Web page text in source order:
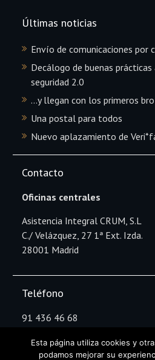
Últimas noticias
Envío de comunicaciones por
Decálogo de buenas
seguridad 2.0
…y llegan con los primeros
Una postal para todos
Nuevo aplazamiento de
Contacto
Oficinas centrales
Asistencia Integral CRUM, S.L
C./ Velázquez, 27 1ª Ext. Izda.
28001 Madrid
Teléfono
91 436 46 68
Esta página utiliza cookies y
podamos mejorar su